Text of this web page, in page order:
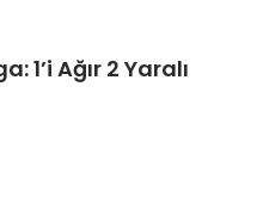
1’i Ağır 2 Yaralı